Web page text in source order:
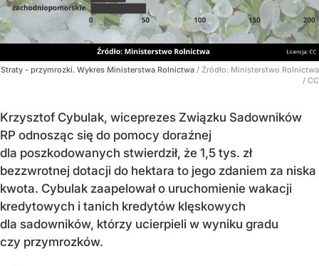
Straty - przymrozki. Wykres Ministerstwa Rolnictwa / Źródło: Ministerstwo Rolnictwa
/ CC
Krzysztof Cybulak, wiceprezes Związku Sadowników
RP odnosząc się do pomocy doraźnej
dla poszkodowanych stwierdził, że 1,5 tys. zł
bezzwrotnej dotacji do hektara to jego zdaniem za niska
kwota. Cybulak zaapelował o uruchomienie wakacji
kredytowych i tanich kredytów klęskowych
dla sadowników, którzy ucierpieli w wyniku gradu
czy przymrozków.